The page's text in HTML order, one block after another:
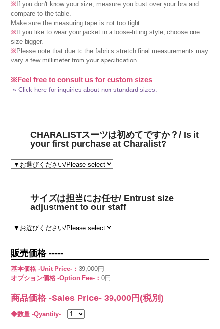
※ If you don't know your size, measure you bust over your bra and
compare to the table.
Make sure the measuring tape is not too tight.
※ If you like to wear your jacket in a loose-fitting style, choose one
size bigger.
※Please note that due to the fabrics stretch final measurements may
vary a few millimeter from your specification
※Feel free to consult us for custom sizes
» Click here for inquiries about non standard sizes.
CHARALISTスーツは初めてですか？/ Is it
your first purchase at Charalist?
サイズは担当にお任せ/ Entrust size
adjustment to our staff
販売価格 -----
基本価格 -Unit Price-：39,000円
オプション価格 -Option Fee-：0円
商品価格 -Sales Price-39,000 円(税別)
◆数量 -Qyantity-